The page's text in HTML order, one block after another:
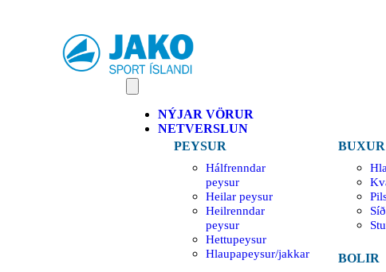
NÝJAR VÖRUR
NETVERSLUN
PEYSUR
Hálfrenndar
peysur
Heilar peysur
Heilrenndar
peysur
Hettupeysur
Hlaupapeysur/jakkar
BUXUR
BOLIR